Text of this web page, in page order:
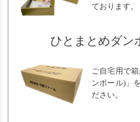
ております。
ひとまとめダン
ご自宅用で
ンボール)」
ださい。